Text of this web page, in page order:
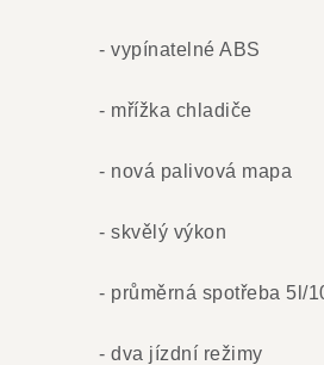
- vypínatelné ABS
- mřížka chladiče
- nová palivová mapa
- skvělý výkon
- průměrná spotřeba
- dva jízdní režimy